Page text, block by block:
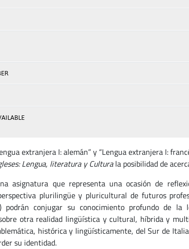
extranjera I: alemán” y “Lengua extranjera I:
Lengua, literatura y Culturala posibilidad de
asignatura que representa una ocasión de
plurilingüe y pluricultural de futuros
podrán conjugar su conocimiento profundo de
otra realidad lingüística y cultural, híbrida y
histórica y lingüísticamente, del Sur de
su identidad.